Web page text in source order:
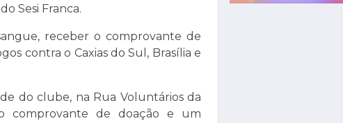
Sesi Franca.
receber o comprovante de
contra o Caxias do Sul, Brasília e
do clube, na Rua Voluntários da
o comprovante de doação e um